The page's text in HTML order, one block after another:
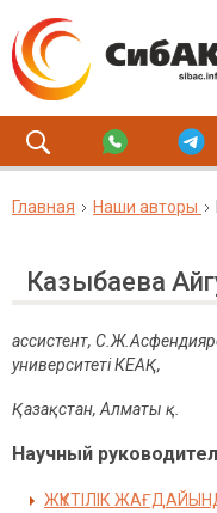
Главная Наши авторы
Казыбаева
ассистент,
университеті КЕАҚ,
Қазақстан, Алматы қ.
Научный
ЖҮКТІЛІК